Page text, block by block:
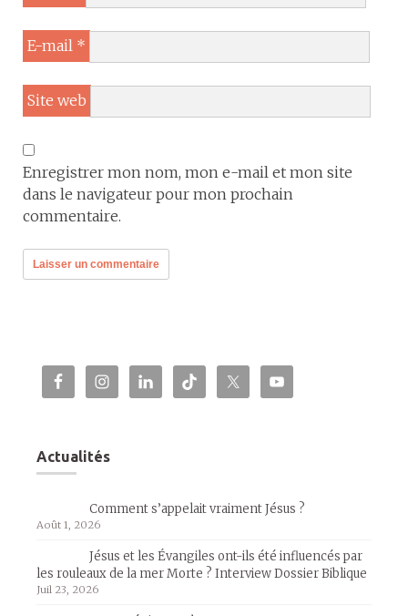
E-mail *
Site web
Enregistrer mon nom, mon e-mail et mon site
dans le navigateur pour mon prochain
commentaire.
Actualités
Comment s’appelait vraiment Jésus ?
Août 1, 2026
Jésus et les Évangiles ont-ils été influencés par
les rouleaux de la mer Morte ? Interview Dossier Biblique
Juil 23, 2026